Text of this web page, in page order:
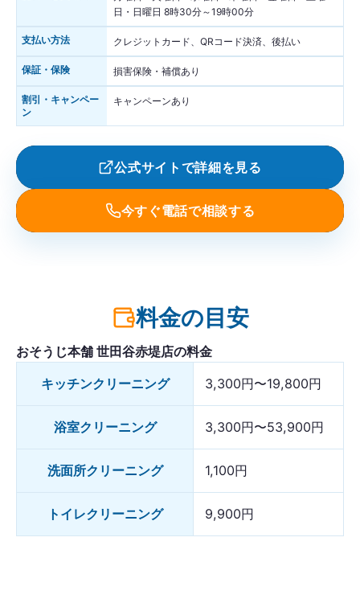
日・日曜日 8時30分～19時00分
支払い方法 クレジットカード、QRコード決済、後払い
保証・保険 損害保険・補償あり
割引・キャンペー
ン
キャンペーンあり
公式サイトで詳細を見る
今すぐ電話で相談する
料金の目安
おそうじ本舗 世田谷赤堤店の料金
キッチンクリーニング
3,300円〜19,800円
浴室クリーニング 3,300円〜53,900円
洗面所クリーニング 1,100円
トイレクリーニング 9,900円